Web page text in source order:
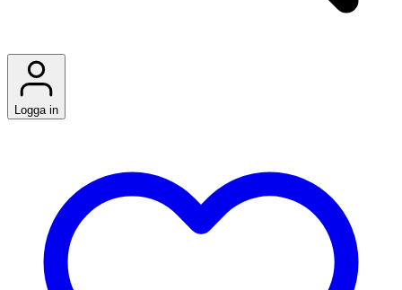
Logga in